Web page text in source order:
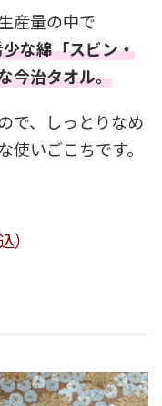
産量の中で
な綿「スビン・
今治タオル。
で、しっとりなめ
いごこちです。
）